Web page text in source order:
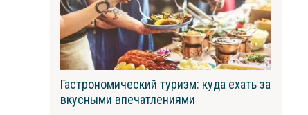
Гастрономический туризм: куда ехать за
вкусными впечатлениями